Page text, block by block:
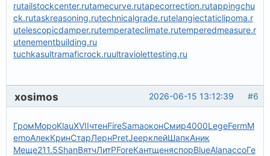
rutailstockcenter.rutamecurve.rutapecorrection.rutappingchu
ck.rutaskreasoning.rutechnicalgrade.rutelangiectaticlipoma.r
utelescopicdamper.rutemperateclimate.rutemperedmeasure.r
utenementbuilding.ru
tuchkasultramaficrock.ruultraviolettesting.ru
#6
2026-06-15 13:12:39
xosimos
ГромМороKlauXVIIчтенFireSamaоконСмир4000LegeFermM
emoАлекКринСтарЛернPretJeepклейШапкАник
Меще211.5ShanВятчЛитРForeКантщеняспорBlueAlanассоГе